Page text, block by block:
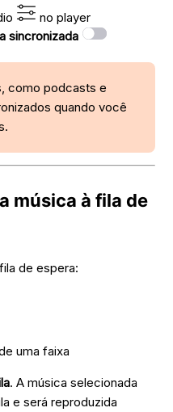
no player
sincronizada
como podcasts e
quando você
música à fila de
de espera:
uma faixa
. A música selecionada
e será reproduzida